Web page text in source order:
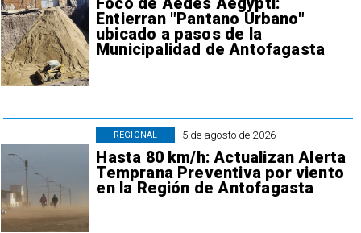
Foco de Aedes Aegypti:
Entierran "Pantano Urbano"
ubicado a pasos de la
Municipalidad de Antofagasta
5 de agosto de 2026
Hasta 80 km/h: Actualizan Alerta
Temprana Preventiva por viento
en la Región de Antofagasta
REGIONAL